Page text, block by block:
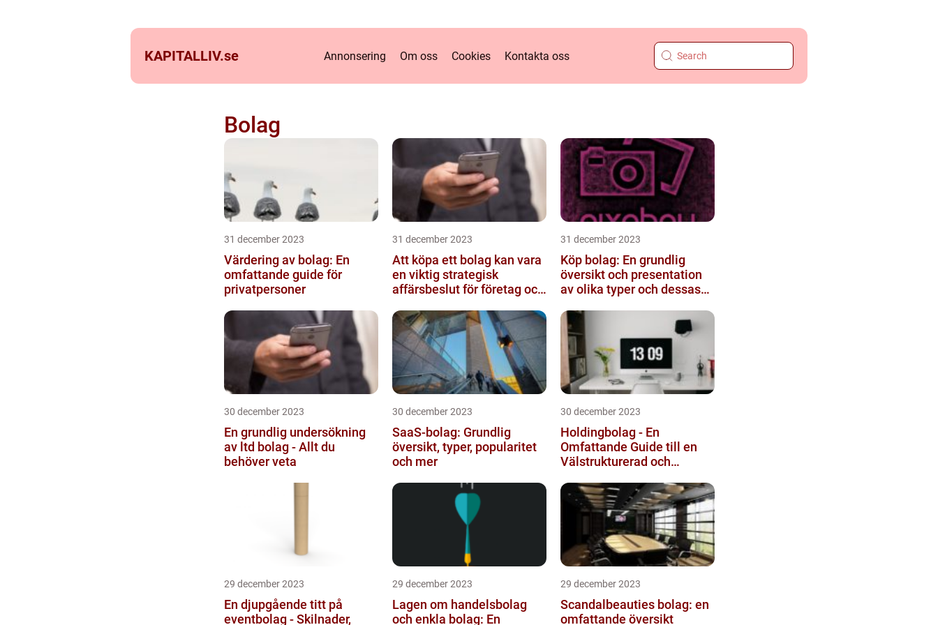
KAPITALLIV.se Annonsering Om oss Cookies Kontakta oss
Bolag
31 december 2023
Värdering av bolag: En
omfattande guide för
privatpersoner
31 december 2023
Att köpa ett bolag kan vara
en viktig strategisk
affärsbeslut för företag och
31 december 2023
Köp bolag: En grundlig
översikt och presentation
av olika typer och dessas
30 december 2023
En grundlig undersökning
av ltd bolag - Allt du
behöver veta
30 december 2023
SaaS-bolag: Grundlig
översikt, typer, popularitet
och mer
30 december 2023
Holdingbolag - En
Omfattande Guide till en
Välstrukturerad och
29 december 2023
En djupgående titt på
eventbolag - Skilnader,
29 december 2023
Lagen om handelsbolag
och enkla bolag: En
29 december 2023
Scandalbeauties bolag: en
omfattande översikt